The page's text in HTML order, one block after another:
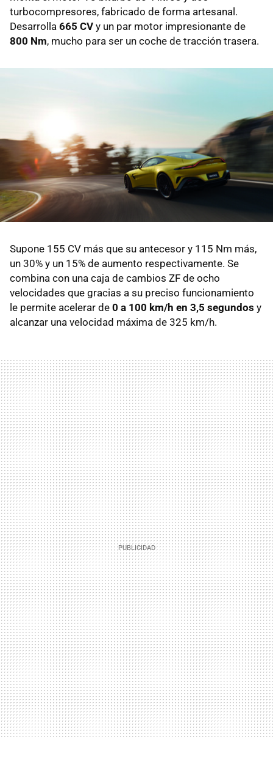
turbocompresores, fabricado de forma artesanal.
Desarrolla 665 CV y un par motor impresionante de
800 Nm, mucho para ser un coche de tracción trasera.
Supone 155 CV más que su antecesor y 115 Nm más,
un 30% y un 15% de aumento respectivamente. Se
combina con una caja de cambios ZF de ocho
velocidades que gracias a su preciso funcionamiento
le permite acelerar de 0 a 100 km/h en 3,5 segundos y
alcanzar una velocidad máxima de 325 km/h.